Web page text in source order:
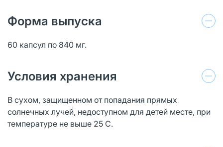
Форма выпуска
60 капсул по 840 мг.
Условия хранения
В сухом, защищенном от попадания прямых
солнечных лучей, недоступном для детей месте, при
температуре не выше 25 С.